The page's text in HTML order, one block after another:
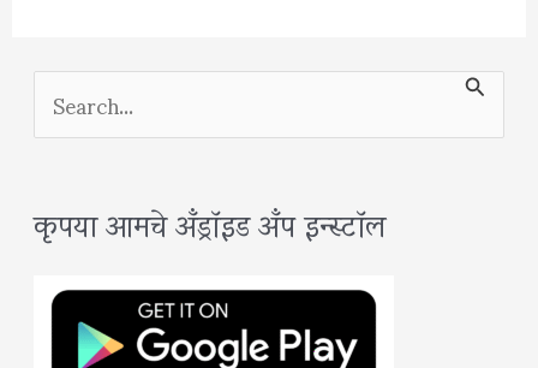
S
e
r
c
कृपया आमचे अँड्रॉइड अँप इन्स्टॉल